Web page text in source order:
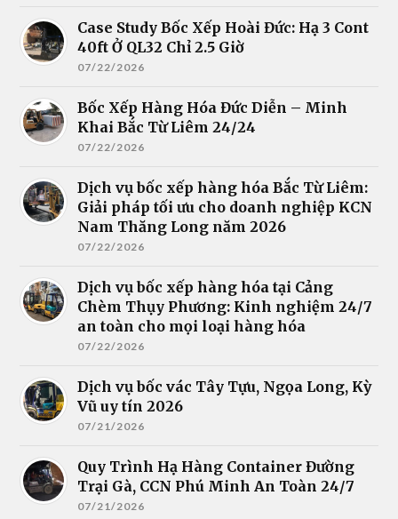
Case Study Bốc Xếp Hoài Đức: Hạ 3 Cont
40ft Ở QL32 Chỉ 2.5 Giờ
07/22/2026
Bốc Xếp Hàng Hóa Đức Diễn – Minh
Khai Bắc Từ Liêm 24/24
07/22/2026
Dịch vụ bốc xếp hàng hóa Bắc Từ Liêm:
Giải pháp tối ưu cho doanh nghiệp KCN
Nam Thăng Long năm 2026
07/22/2026
Dịch vụ bốc xếp hàng hóa tại Cảng
Chèm Thụy Phương: Kinh nghiệm 24/7
an toàn cho mọi loại hàng hóa
07/22/2026
Dịch vụ bốc vác Tây Tựu, Ngọa Long, Kỳ
Vũ uy tín 2026
07/21/2026
Quy Trình Hạ Hàng Container Đường
Trại Gà, CCN Phú Minh An Toàn 24/7
07/21/2026